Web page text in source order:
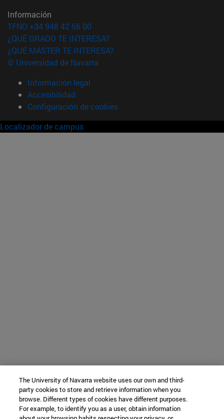
Información
TFNO +34 948 42 56 00
¿QUÉ GRADO TE INTERESA?
¿QUÉ MÁSTER TE INTERESA?
© Universidad de Navarra
Información legal
Accesibilidad
Configuración de cookies
Localizador de campus
The University of Navarra website uses our own and third-
party cookies to store and retrieve information when you
browse. Different types of cookies have different purposes.
For example, to identify you as a user, obtain information